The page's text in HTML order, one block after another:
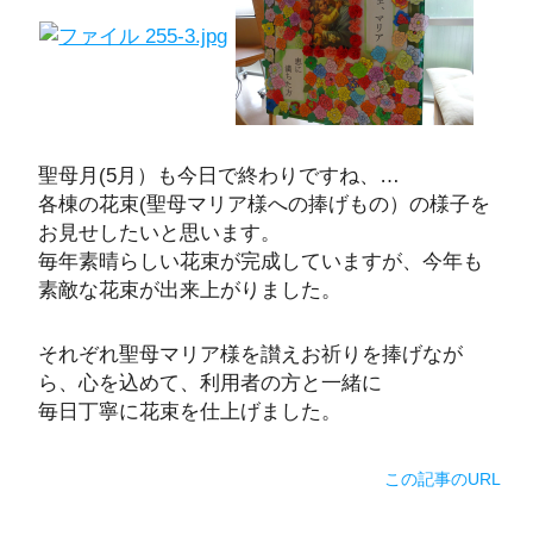
聖母月(5月）も今日で終わりですね、…
各棟の花束(聖母マリア様への捧げもの）の様子を
お見せしたいと思います。
毎年素晴らしい花束が完成していますが、今年も
素敵な花束が出来上がりました。
それぞれ聖母マリア様を讃えお祈りを捧げなが
ら、心を込めて、利用者の方と一緒に
毎日丁寧に花束を仕上げました。
この記事のURL